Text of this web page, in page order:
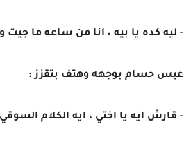
- ليه كده يا بيه ، انا من ساعه ما
عبس حسام بوجهه وهتف بتقزز :
- قارش ايه يا اختي ، ايه الكلام